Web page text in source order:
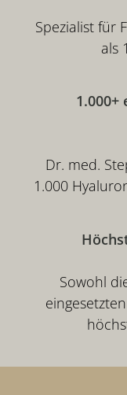
Spezialist für
als
Dr. med.
1.000
Sowohl